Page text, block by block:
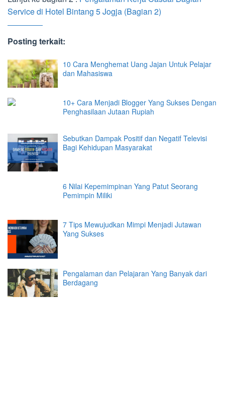
Service di Hotel Bintang 5 Jogja (Bagian 2)
Posting terkait:
10 Cara Menghemat Uang Jajan Untuk Pelajar
dan Mahasiswa
10+ Cara Menjadi Blogger Yang Sukses Dengan
Penghasilaan Jutaan Rupiah
Sebutkan Dampak Positif dan Negatif Televisi
Bagi Kehidupan Masyarakat
6 Nilai Kepemimpinan Yang Patut Seorang
Pemimpin Miliki
7 Tips Mewujudkan Mimpi Menjadi Jutawan
Yang Sukses
Pengalaman dan Pelajaran Yang Banyak dari
Berdagang